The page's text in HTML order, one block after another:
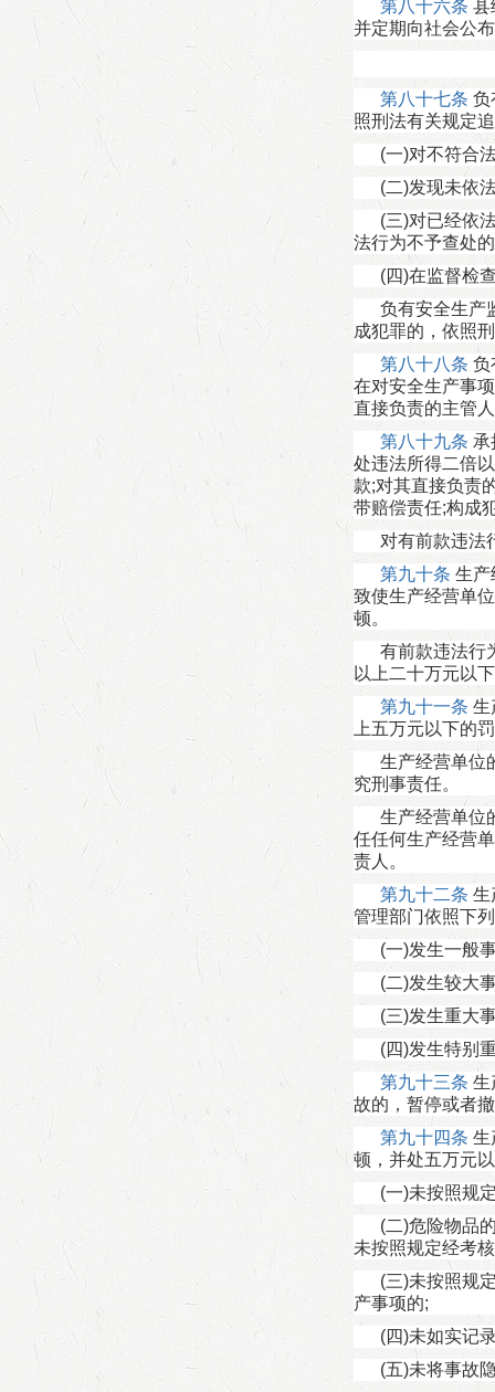
第八十六条 县
并定期向社会公
第八十七条 负
照刑法有关规定
(一)对不符合
(二)发现未依
(三)对已经依
法行为不予查处
(四)在监督检
负有安全生产
成犯罪的，依照
第八十八条 负
在对安全生产事
直接负责的主管
第八十九条 承
处违法所得二倍
款;对其直接负责
带赔偿责任;构成
对有前款违法
第九十条 生产
致使生产经营单
顿。
有前款违法行
以上二十万元以
第九十一条 生
上五万元以下的
生产经营单位
究刑事责任。
生产经营单位
任任何生产经营
责人。
第九十二条 生
管理部门依照下
(一)发生一般
(二)发生较大
(三)发生重大
(四)发生特别
第九十三条 生
故的，暂停或者
第九十四条 生
顿，并处五万元
(一)未按照规
(二)危险物品
未按照规定经考
(三)未按照规
产事项的;
(四)未如实记
(五)未将事故